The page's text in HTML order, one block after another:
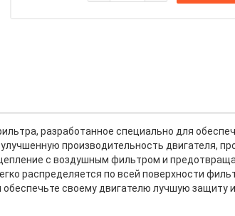
разработанное специально для
производительность двигателя,
с воздушным фильтром и
распределяется по всей поверхности
своему двигателю лучшую защиту